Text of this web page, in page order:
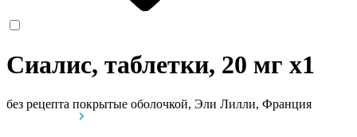
Сиалис, таблетки, 20 мг x1
без рецепта покрытые оболочкой, Эли Лилли, Франция